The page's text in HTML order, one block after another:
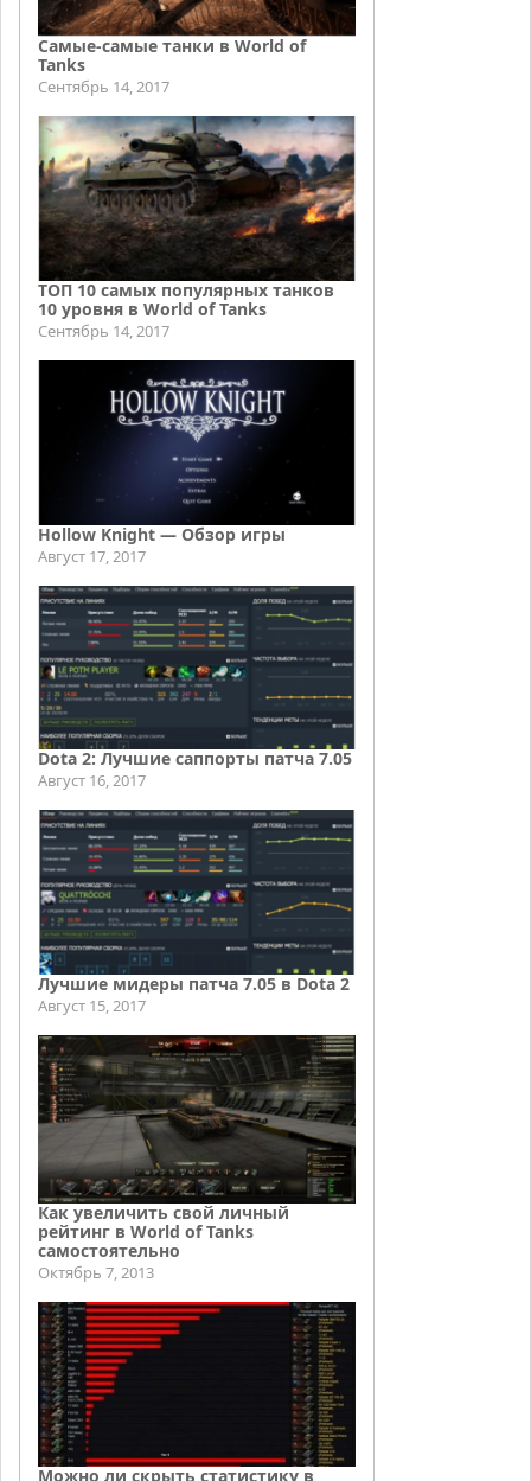
Самые-самые танки в World of
Tanks
Сентябрь 14, 2017
ТОП 10 самых популярных танков
10 уровня в World of Tanks
Сентябрь 14, 2017
Hollow Knight — Обзор игры
Август 17, 2017
Dota 2: Лучшие саппорты патча 7.05
Август 16, 2017
Лучшие мидеры патча 7.05 в Dota 2
Август 15, 2017
Как увеличить свой личный
рейтинг в World of Tanks
самостоятельно
Октябрь 7, 2013
Можно ли скрыть статистику в